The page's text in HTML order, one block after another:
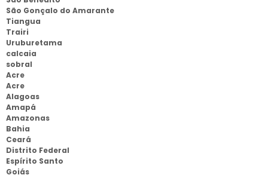
São Gonçalo do Amarante
Tiangua
Trairi
Uruburetama
calcaia
sobral
Acre
Acre
Alagoas
Amapá
Amazonas
Bahia
Ceará
Distrito Federal
Espírito Santo
Goiás